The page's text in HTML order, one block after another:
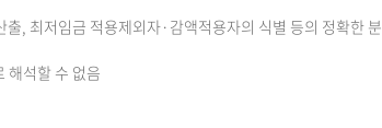
, 최저임금 적용제외자·감액적용자의 식별 등의 정확한
해석할 수 없음